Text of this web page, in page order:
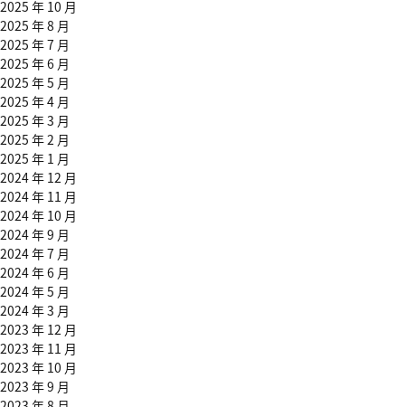
2025 年 10 月
2025 年 8 月
2025 年 7 月
2025 年 6 月
2025 年 5 月
2025 年 4 月
2025 年 3 月
2025 年 2 月
2025 年 1 月
2024 年 12 月
2024 年 11 月
2024 年 10 月
2024 年 9 月
2024 年 7 月
2024 年 6 月
2024 年 5 月
2024 年 3 月
2023 年 12 月
2023 年 11 月
2023 年 10 月
2023 年 9 月